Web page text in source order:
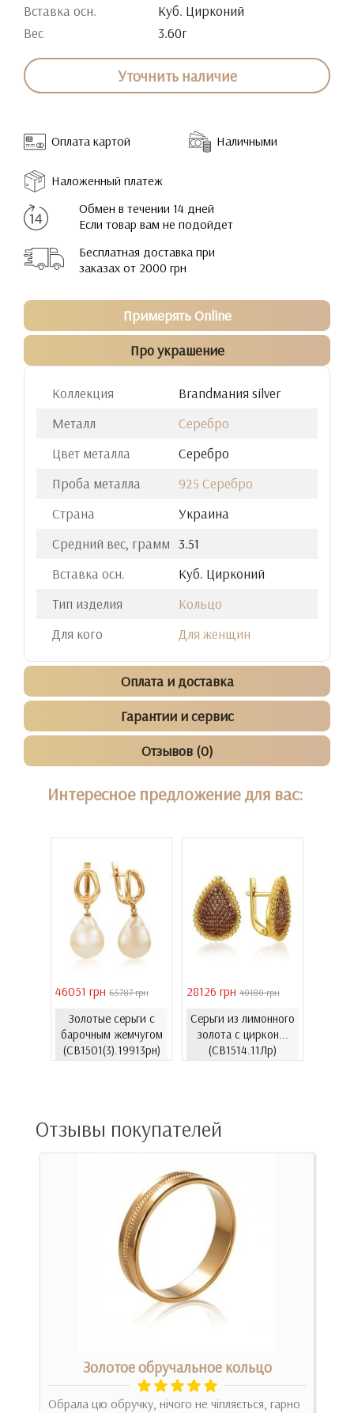
Вставка осн.
Куб. Цирконий
Вес
3.60г
Уточнить наличие
Оплата картой Наличными
Наложенный платеж
Обмен в течении 14 дней
Если товар вам не подойдет
Бесплатная доставка при
заказах от 2000 грн
Примерять Online
Про украшение
Коллекция
Brandмания silver
Металл
Серебро
Цвет металла
Серебро
Проба металла
925 Серебро
Страна
Украина
Средний вес, грамм 3.51
Вставка осн.
Куб. Цирконий
Тип изделия
Кольцо
Для кого
Для женщин
Оплата и доставка
Гарантии и сервис
Отзывов (0)
Интересное предложение для вас:
46051 грн 65787 грн
Золотые серьги с
барочным жемчугом
(СВ1501(3).19913рн)
28126 грн 40180 грн
Серьги из лимонного
золота с циркон...
(СВ1514.11Лр)
Отзывы покупателей
Золотое обручальное кольцо
Обрала цю обручку, нічого не чіпляється, гарно